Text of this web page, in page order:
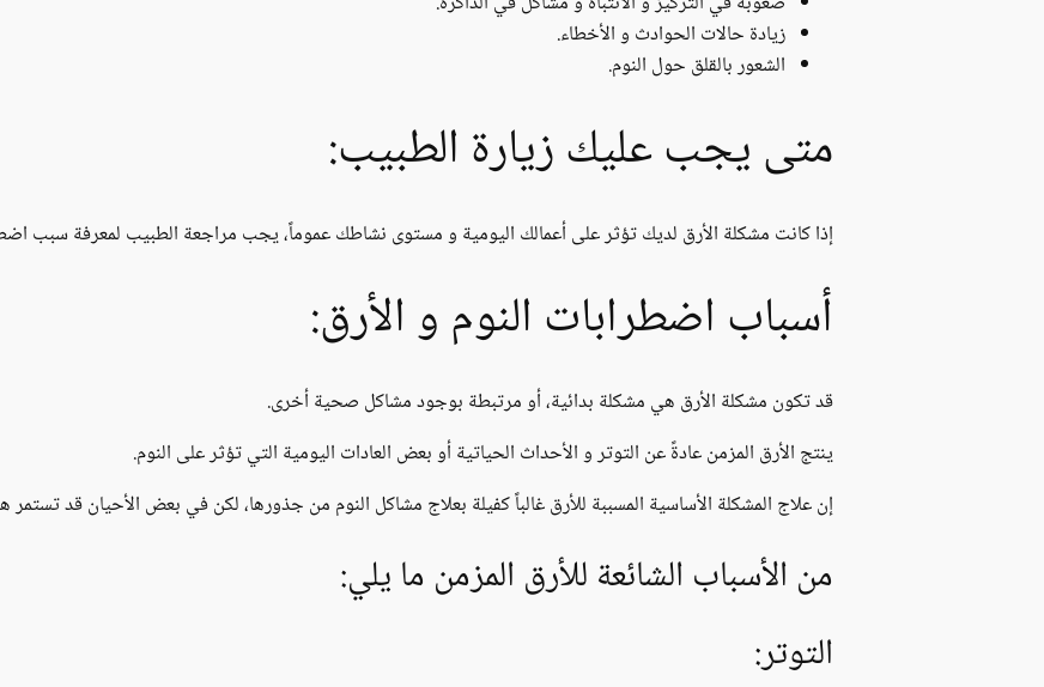
زيادة حالات الحوادث و الأخطاء.
الشعور بالقلق حول النوم.
متى يجب عليك زيارة الطبيب:
إذا كانت مشكلة الأرق لديك تؤثر على أعمالك اليومية و مستوى نشاطك عموماً، يجب مراجعة الطبيب لمعرفة سبب
أسباب اضطرابات النوم و الأرق:
قد تكون مشكلة الأرق هي مشكلة بدائية، أو مرتبطة بوجود مشاكل صحية أخرى.
ينتج الأرق المزمن عادةً عن التوتر و الأحداث الحياتية أو بعض العادات اليومية التي تؤثر على النوم.
إن علاج المشكلة الأساسية المسببة للأرق غالباً كفيلة بعلاج مشاكل النوم من جذورها، لكن في بعض الأحيان قد تستمر
من الأسباب الشائعة للأرق المزمن ما يلي:
التوتر: